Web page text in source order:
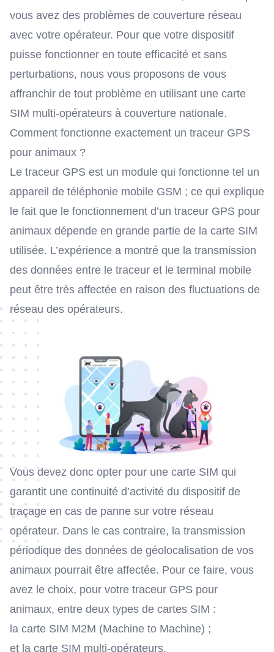
vous avez des problèmes de couverture réseau
avec votre opérateur. Pour que votre dispositif
puisse fonctionner en toute efficacité et sans
perturbations, nous vous proposons de vous
affranchir de tout problème en utilisant une carte
SIM multi-opérateurs à couverture nationale.
Comment fonctionne exactement un traceur GPS
pour animaux ?
Le traceur GPS est un module qui fonctionne tel un
appareil de téléphonie mobile GSM ; ce qui explique
le fait que le fonctionnement d’un traceur GPS pour
animaux dépende en grande partie de la carte SIM
utilisée. L’expérience a montré que la transmission
des données entre le traceur et le terminal mobile
peut être très affectée en raison des fluctuations de
réseau des opérateurs.
Vous devez donc opter pour une carte SIM qui
garantit une continuité d’activité du dispositif de
traçage en cas de panne sur votre réseau
opérateur. Dans le cas contraire, la transmission
périodique des données de géolocalisation de vos
animaux pourrait être affectée. Pour ce faire, vous
avez le choix, pour votre traceur GPS pour
animaux, entre deux types de cartes SIM :
la carte SIM M2M (Machine to Machine) ;
et la carte SIM multi-opérateurs.